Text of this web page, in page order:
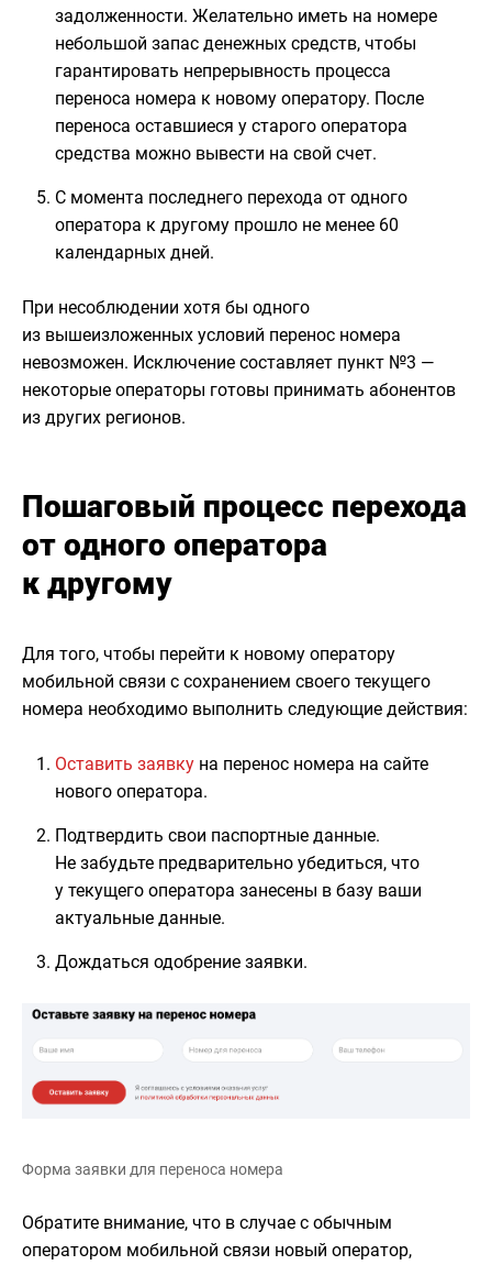
задолженности. Желательно иметь на номере
небольшой запас денежных средств, чтобы
гарантировать непрерывность процесса
переноса номера к новому оператору. После
переноса оставшиеся у старого оператора
средства можно вывести на свой счет.
С момента последнего перехода от одного
оператора к другому прошло не менее 60
календарных дней.
При несоблюдении хотя бы одного
из вышеизложенных условий перенос номера
невозможен. Исключение составляет пункт №3 —
некоторые операторы готовы принимать абонентов
из других регионов.
Пошаговый процесс перехода
от одного оператора
к другому
Для того, чтобы перейти к новому оператору
мобильной связи с сохранением своего текущего
номера необходимо выполнить следующие действия:
Оставить заявку на перенос номера на сайте
нового оператора.
Подтвердить свои паспортные данные.
Не забудьте предварительно убедиться, что
у текущего оператора занесены в базу ваши
актуальные данные.
Дождаться одобрение заявки.
Форма заявки для переноса номера
Обратите внимание, что в случае с обычным
оператором мобильной связи новый оператор,